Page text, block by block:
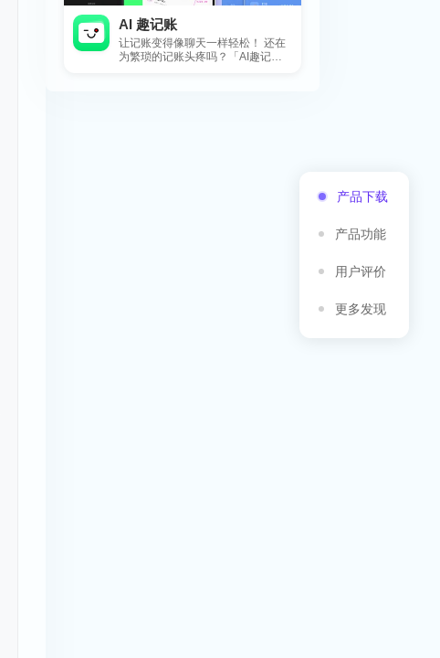
产品下载
产品功能
用户评价
更多发现
AI 趣记账
让记账变得像聊天一样轻松！ 还在
为繁琐的记账头疼吗？「AI趣记